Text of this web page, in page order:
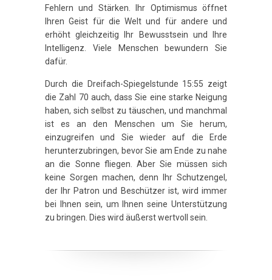
Fehlern und Stärken. Ihr Optimismus öffnet
Ihren Geist für die Welt und für andere und
erhöht gleichzeitig Ihr Bewusstsein und Ihre
Intelligenz. Viele Menschen bewundern Sie
dafür.
Durch die Dreifach-Spiegelstunde 15:55 zeigt
die Zahl 70 auch, dass Sie eine starke Neigung
haben, sich selbst zu täuschen, und manchmal
ist es an den Menschen um Sie herum,
einzugreifen und Sie wieder auf die Erde
herunterzubringen, bevor Sie am Ende zu nahe
an die Sonne fliegen. Aber Sie müssen sich
keine Sorgen machen, denn Ihr Schutzengel,
der Ihr Patron und Beschützer ist, wird immer
bei Ihnen sein, um Ihnen seine Unterstützung
zu bringen. Dies wird äußerst wertvoll sein.